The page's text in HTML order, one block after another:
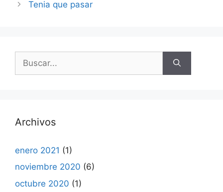
Tenia que pasar
Archivos
enero 2021 (1)
noviembre 2020 (6)
octubre 2020 (1)